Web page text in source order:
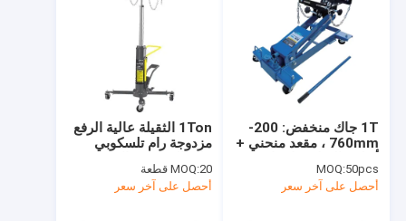
1Ton الثقيلة عالية الرفع
مزدوجة رام تلسكوبي
MOQ:20 قطعة
أحصل على آخر سعر
1T جاك منخفض: 200-
760mm ، مقعد منحني +
سيارات الدفع الرباعي /
الشاحنات الخفيفة
MOQ:50pcs
أحصل على آخر سعر